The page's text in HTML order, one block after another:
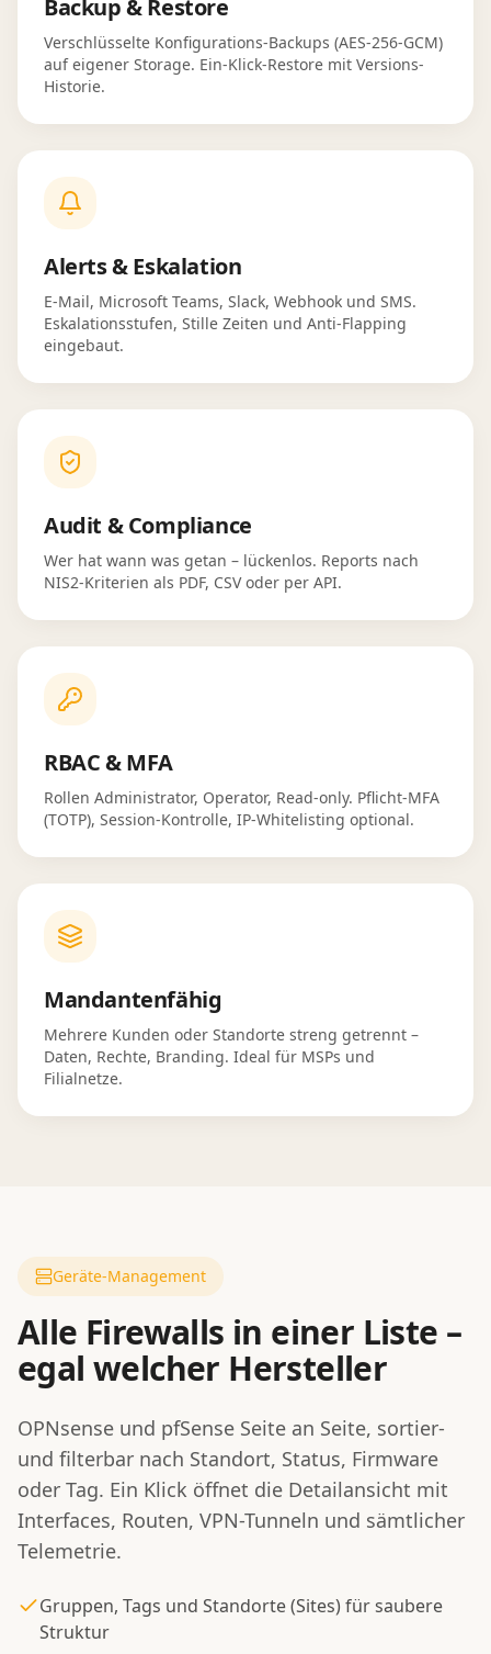
Backup & Restore
Verschlüsselte Konfigurations-Backups (AES-256-GCM)
auf eigener Storage. Ein-Klick-Restore mit Versions-
Historie.
Alerts & Eskalation
E-Mail, Microsoft Teams, Slack, Webhook und SMS.
Eskalationsstufen, Stille Zeiten und Anti-Flapping
eingebaut.
Audit & Compliance
Wer hat wann was getan – lückenlos. Reports nach
NIS2-Kriterien als PDF, CSV oder per API.
RBAC & MFA
Rollen Administrator, Operator, Read-only. Pflicht-MFA
(TOTP), Session-Kontrolle, IP-Whitelisting optional.
Mandantenfähig
Mehrere Kunden oder Standorte streng getrennt –
Daten, Rechte, Branding. Ideal für MSPs und
Filialnetze.
Geräte-Management
Alle Firewalls in einer Liste –
egal welcher Hersteller
OPNsense und pfSense Seite an Seite, sortier-
und filterbar nach Standort, Status, Firmware
oder Tag. Ein Klick öffnet die Detailansicht mit
Interfaces, Routen, VPN-Tunneln und sämtlicher
Telemetrie.
Gruppen, Tags und Standorte (Sites) für saubere
Struktur